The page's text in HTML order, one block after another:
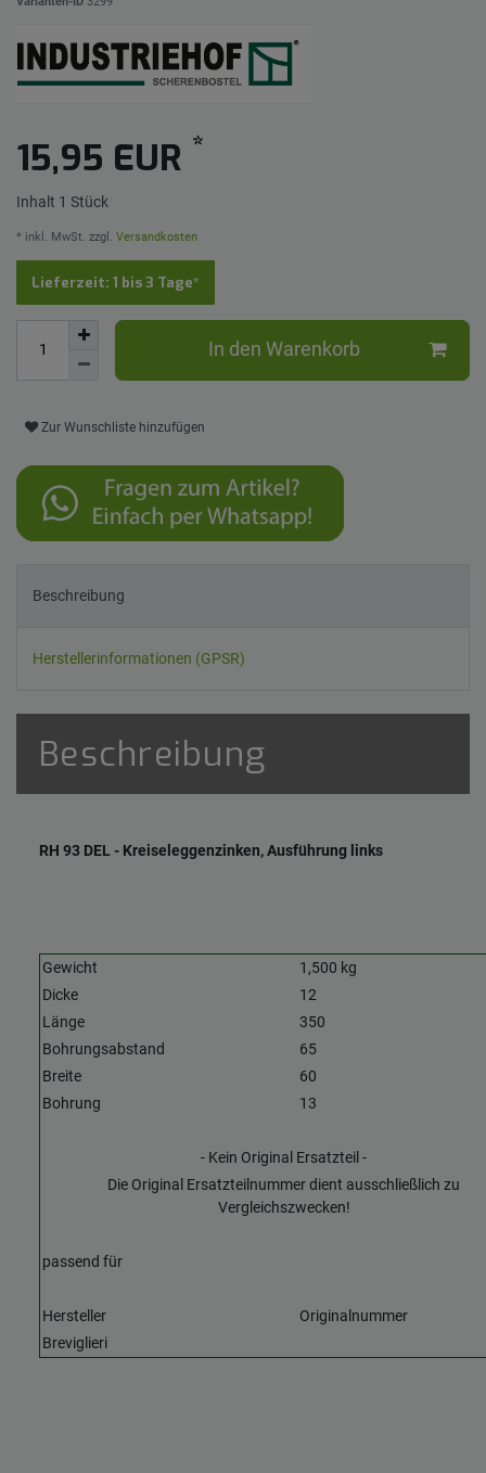
15,95 EUR *
Inhalt 1 Stück
* inkl. MwSt. zzgl. Versandkosten
Lieferzeit: 1 bis 3 Tage*
In den Warenkorb
Zur Wunschliste hinzufügen
Beschreibung
Herstellerinformationen (GPSR)
Beschreibung
RH 93 DEL - Kreiseleggenzinken, Ausführung links
Gewicht
1,500 kg
Dicke
12
Länge
350
Bohrungsabstand
65
Breite
60
Bohrung
13
- Kein Original Ersatzteil -
Die Original Ersatzteilnummer dient ausschließlich zu
Vergleichszwecken!
passend für
Hersteller
Originalnummer
Breviglieri